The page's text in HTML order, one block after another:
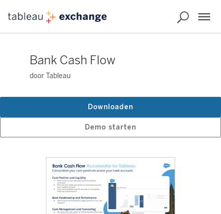
Bank Cash Flow
door Tableau
Demo starten
Downloaden